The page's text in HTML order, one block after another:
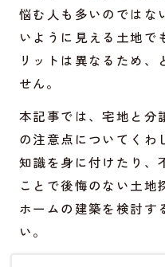
悩む人も多いのではな
いように見える土地で
リットは異なるため、
せん。
本記事では、宅地と分
の注意点についてくわ
知識を身に付けたり、
ことで後悔のない土地
ホームの建築を検討す
い。